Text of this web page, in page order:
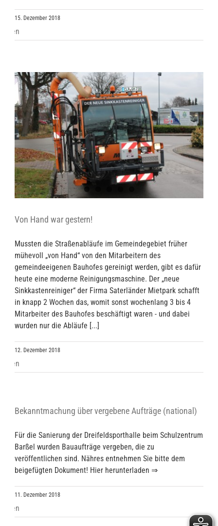
15. Dezember 2018
Von Hand war gestern!
Mussten die Straßenabläufe im Gemeindegebiet früher
mühevoll „von Hand“ von den Mitarbeitern des
gemeindeeigenen Bauhofes gereinigt werden, gibt es dafür
heute eine moderne Reinigungsmaschine. Der „neue
Sinkkastenreiniger“ der Firma Saterländer Mietpark schafft
in knapp 2 Wochen das, womit sonst wochenlang 3 bis 4
Mitarbeiter des Bauhofes beschäftigt waren - und dabei
wurden nur die Abläufe [...]
12. Dezember 2018
Bekanntmachung über vergebene Aufträge (national)
Für die Sanierung der Dreifeldsporthalle beim Schulzentrum
Barßel wurden Bauaufträge vergeben, die zu
veröffentlichen sind. Nähres entnehmen Sie bitte dem
beigefügten Dokument! Hier herunterladen ⇒
11. Dezember 2018